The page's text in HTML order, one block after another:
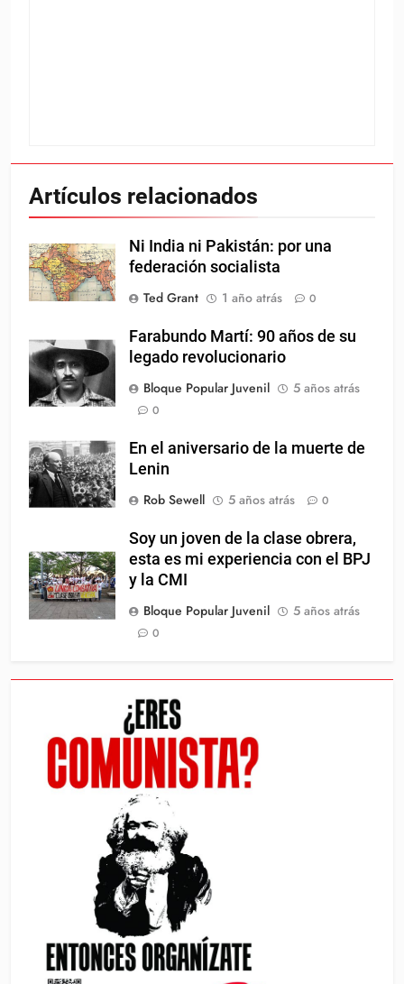
Artículos relacionados
Ni India ni Pakistán: por una
federación socialista
Ted Grant
1 año atrás 0
Farabundo Martí: 90 años de su
legado revolucionario
Bloque Popular Juvenil
5 años atrás
0
En el aniversario de la muerte de
Lenin
Rob Sewell
5 años atrás 0
Soy un joven de la clase obrera,
esta es mi experiencia con el BPJ
y la CMI
Bloque Popular Juvenil
5 años atrás
0